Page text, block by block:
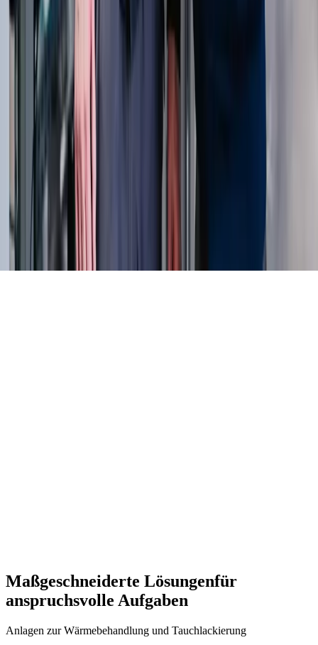
Maßgeschneiderte Lösungenfür
anspruchsvolle Aufgaben
Anlagen zur Wärmebehandlung und Tauchlackierung